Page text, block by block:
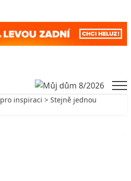
inspiraci > Stejně jednou